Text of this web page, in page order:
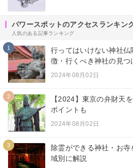
パワースポットのアクセスランキン
人気のある記事ランキング
1
行ってはいけない神社
徴・行くべき神社の見つ
2024年08月02日
2
【2024】東京の弁財天
ポイントも
2024年08月02日
3
除霊ができる神社・お
域別に解説